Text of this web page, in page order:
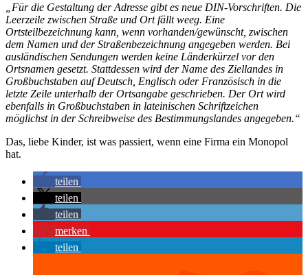
„Für die Gestaltung der Adresse gibt es neue DIN-Vorschriften. Die
Leerzeile zwischen Straße und Ort fällt weeg. Eine
Ortsteilbezeichnung kann, wenn vorhanden/gewünscht, zwischen
dem Namen und der Straßenbezeichnung angegeben werden. Bei
ausländischen Sendungen werden keine Länderkürzel vor den
Ortsnamen gesetzt. Stattdessen wird der Name des Ziellandes in
Großbuchstaben auf Deutsch, Englisch oder Französisch in die
letzte Zeile unterhalb der Ortsangabe geschrieben. Der Ort wird
ebenfalls in Großbuchstaben in lateinischen Schriftzeichen
möglichst in der Schreibweise des Bestimmungslandes angegeben.“
Das, liebe Kinder, ist was passiert, wenn eine Firma ein Monopol
hat.
teilen
teilen
teilen
merken
teilen